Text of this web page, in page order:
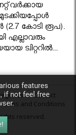
കോടി രൂപ).
എല്ലാവരും
ട്വിറ്ററില്‍...
Contact
Terms and Conditions
reserved.
features
if not feel free